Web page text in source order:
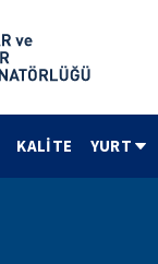
KALİTE YURT